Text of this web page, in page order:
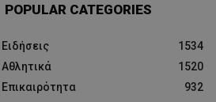
POPULAR CATEGORIES
Ειδήσεις
1534
Αθλητικά
1520
Επικαιρότητα
932